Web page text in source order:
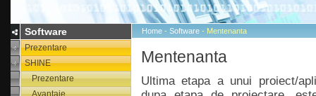
Software
Prezentare
SHINE
Prezentare
Avantaje
Home - Software - Mentenanta
Mentenanta
Ultima etapa a unui proiect/